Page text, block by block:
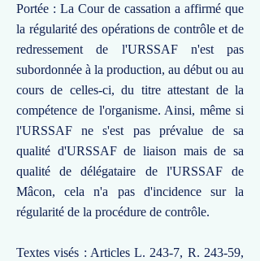
Portée : La Cour de cassation a affirmé que
la régularité des opérations de contrôle et de
redressement de l'URSSAF n'est pas
subordonnée à la production, au début ou au
cours de celles-ci, du titre attestant de la
compétence de l'organisme. Ainsi, même si
l'URSSAF ne s'est pas prévalue de sa
qualité d'URSSAF de liaison mais de sa
qualité de délégataire de l'URSSAF de
Mâcon, cela n'a pas d'incidence sur la
régularité de la procédure de contrôle.
Textes visés : Articles L. 243-7, R. 243-59,